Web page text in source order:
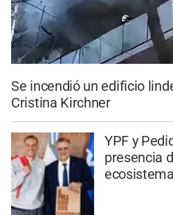
Se incendió un edificio
Cristina Kirchner
YPF y
presencia